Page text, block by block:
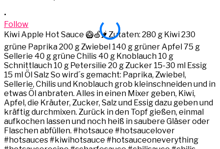
•
Follow
Kiwi Apple Hot Sauce 🥝🍏🌶️ Zutaten: 280 g Kiwi 230
grüne Paprika 200 g Zwiebel 140 g grüner Apfel 75 g
Sellerie 40 g grüne Chilis 40 g Knoblauch 10 g
Schnittlauch 10 g Petersilie 20 g Zucker 15-30 ml Essig
15 ml Öl Salz So wird´s gemacht: Paprika, Zwiebel,
Sellerie, Chilis und Knoblauch grob kleinschneiden und in
etwas Öl anbraten. Alles in einen Mixer geben, Kiwi,
Apfel, die Kräuter, Zucker, Salz und Essig dazu geben und
kräftig durchmixen. Zurück in den Topf gießen, einmal
aufkochen lassen und noch heiß in saubere Gläser oder
Flaschen abfüllen. #hotsauce #hotsaucelover
#hotsauces #kiwihotsauce #hotsauceoneverything